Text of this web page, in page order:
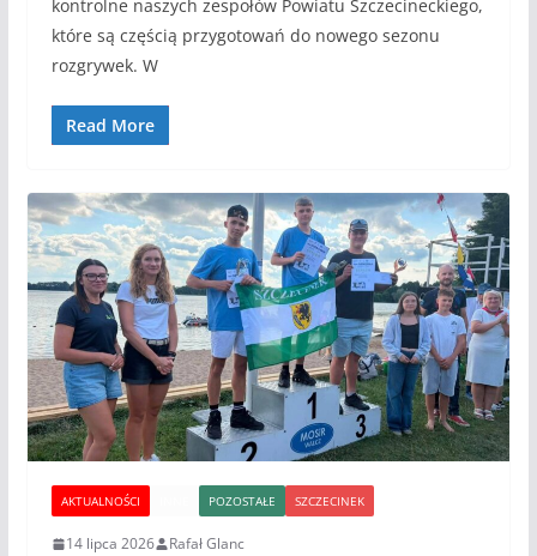
kontrolne naszych zespołów Powiatu Szczecineckiego,
które są częścią przygotowań do nowego sezonu
rozgrywek. W
Read More
AKTUALNOŚCI POZOSTAŁE SZCZECINEK
14 lipca 2026 Rafał Glanc